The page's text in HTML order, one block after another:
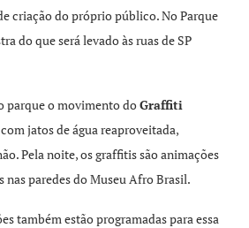
criação do próprio público. No Parque
do que será levado às ruas de SP
parque o movimento doGraffiti
jatos de água reaproveitada,
Pela noite, os graffitis são animações
nas paredes do Museu Afro Brasil.
também estão programadas para essa